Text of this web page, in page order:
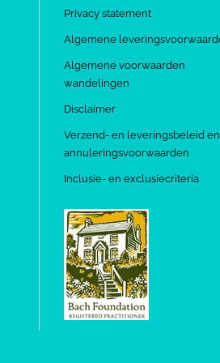
Privacy statement
Algemene
Algemene voorwaarden
wandelingen
Disclaimer
Verzend- en leveringsbeleid en
annuleringsvoorwaarden
Inclusie- en exclusiecriteria